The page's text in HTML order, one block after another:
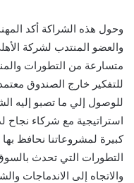
وحول هذه الشراكة أكد
والعضو المنتدب لشركة
متسارعة من التطورات
للتفكير خارج الصندوق
للوصول إلي ما تصبو إليه
استراتيجية مع شركاء نجاح
كبيرة لمشروعاتنا نحافظ
التطورات التي تحدث
والاتجاه إلى الاندماجات